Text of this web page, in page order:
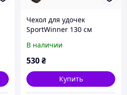
Чехол для удочек
SportWinner 130 см
В наличии
530₴
Купить